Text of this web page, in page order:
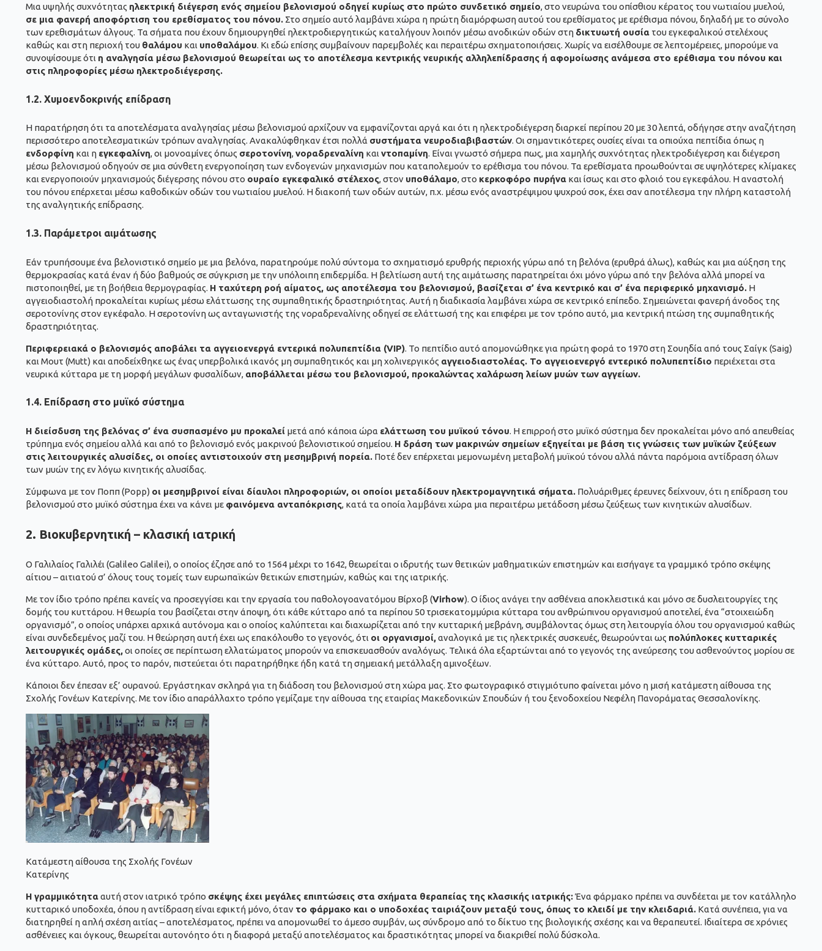
Μια υψηλής συχνότητας ηλεκτρική διέγερση ενός σημείου βελονισμού οδηγεί κυρίως στο πρώτο συνδετικό σημείο, στο νευρώνα του οπίσθιου κέρατος του νωτιαίου μυελού,
σε μια φανερή αποφόρτιση του ερεθίσματος του πόνου. Στο σημείο αυτό λαμβάνει χώρα η πρώτη διαμόρφωση αυτού του ερεθίσματος με ερέθισμα πόνου, δηλαδή με το σύνολο
των ερεθισμάτων άλγους. Τα σήματα που έχουν δημιουργηθεί ηλεκτροδιεργητικώς καταλήγουν λοιπόν μέσω ανοδικών οδών στη δικτυωτή ουσία του εγκεφαλικού στελέχους
καθώς και στη περιοχή του θαλάμου και υποθαλάμου. Κι εδώ επίσης συμβαίνουν παρεμβολές και περαιτέρω σχηματοποιήσεις. Χωρίς να εισέλθουμε σε λεπτομέρειες, μπορούμε να
συνοψίσουμε ότι η αναλγησία μέσω βελονισμού θεωρείται ως το αποτέλεσμα κεντρικής νευρικής αλληλεπίδρασης ή αφομοίωσης ανάμεσα στο ερέθισμα του πόνου και
στις πληροφορίες μέσω ηλεκτροδιέγερσης.
1.2. Χυμοενδοκρινής επίδραση
Η παρατήρηση ότι τα αποτελέσματα αναλγησίας μέσω βελονισμού αρχίζουν να εμφανίζονται αργά και ότι η ηλεκτροδιέγερση διαρκεί περίπου 20 με 30 λεπτά, οδήγησε στην αναζήτηση
περισσότερο αποτελεσματικών τρόπων αναλγησίας. Ανακαλύφθηκαν έτσι πολλά συστήματα νευροδιαβιβαστών. Οι σημαντικότερες ουσίες είναι τα οπιούχα πεπτίδια όπως η
ενδορφίνη και η εγκεφαλίνη, οι μονοαμίνες όπως σεροτονίνη,νοραδρεναλίνη και ντοπαμίνη. Είναι γνωστό σήμερα πως, μια χαμηλής συχνότητας ηλεκτροδιέγερση και διέγερση
μέσω βελονισμού οδηγούν σε μια σύνθετη ενεργοποίηση των ενδογενών μηχανισμών που καταπολεμούν το ερέθισμα του πόνου. Τα ερεθίσματα προωθούνται σε υψηλότερες κλίμακες
και ενεργοποιούν μηχανισμούς διέγερσης πόνου στο ουραίο εγκεφαλικό στέλεχος, στον υποθάλαμο, στο κερκοφόρο πυρήνα και ίσως και στο φλοιό του εγκεφάλου. Η αναστολή
του πόνου επέρχεται μέσω καθοδικών οδών του νωτιαίου μυελού. Η διακοπή των οδών αυτών, π.χ. μέσω ενός αναστρέψιμου ψυχρού σοκ, έχει σαν αποτέλεσμα την πλήρη καταστολή
της αναλγητικής επίδρασης.
1.3. Παράμετροι αιμάτωσης
Εάν τρυπήσουμε ένα βελονιστικό σημείο με μια βελόνα, παρατηρούμε πολύ σύντομα το σχηματισμό ερυθρής περιοχής γύρω από τη βελόνα (ερυθρά άλως), καθώς και μια αύξηση της
θερμοκρασίας κατά έναν ή δύο βαθμούς σε σύγκριση με την υπόλοιπη επιδερμίδα. Η βελτίωση αυτή της αιμάτωσης παρατηρείται όχι μόνο γύρω από την βελόνα αλλά μπορεί να
πιστοποιηθεί, με τη βοήθεια θερμογραφίας. Η ταχύτερη ροή αίματος, ως αποτέλεσμα του βελονισμού, βασίζεται σ’ ένα κεντρικό και σ’ ένα περιφερικό μηχανισμό. Η
αγγειοδιαστολή προκαλείται κυρίως μέσω ελάττωσης της συμπαθητικής δραστηριότητας. Αυτή η διαδικασία λαμβάνει χώρα σε κεντρικό επίπεδο. Σημειώνεται φανερή άνοδος της
σεροτονίνης στον εγκέφαλο. Η σεροτονίνη ως ανταγωνιστής της νοραδρεναλίνης οδηγεί σε ελάττωσή της και επιφέρει με τον τρόπο αυτό, μια κεντρική πτώση της συμπαθητικής
δραστηριότητας.
Περιφερειακά ο βελονισμός αποβάλει τα αγγειοενεργά εντερικά πολυπεπτίδια (VIP). Το πεπτίδιο αυτό απομονώθηκε για πρώτη φορά το 1970 στη Σουηδία από τους Σαίγκ (Saig)
και Μουτ (Mutt) και αποδείχθηκε ως ένας υπερβολικά ικανός μη συμπαθητικός και μη χολινεργικός αγγειοδιαστολέας. Το αγγειοενεργό εντερικό πολυπεπτίδιο περιέχεται στα
νευρικά κύτταρα με τη μορφή μεγάλων φυσαλίδων, αποβάλλεται μέσω του βελονισμού, προκαλώντας χαλάρωση λείων μυών των αγγείων.
1.4. Επίδραση στο μυϊκό σύστημα
Η διείσδυση της βελόνας σ’ ένα συσπασμένο μυ προκαλεί μετά από κάποια ώρα ελάττωση του μυϊκού τόνου. Η επιρροή στο μυϊκό σύστημα δεν προκαλείται μόνο από απευθείας
τρύπημα ενός σημείου αλλά και από το βελονισμό ενός μακρινού βελονιστικού σημείου. Η δράση των μακρινών σημείων εξηγείται με βάση τις γνώσεις των μυϊκών ζεύξεων
στις λειτουργικές αλυσίδες, οι οποίες αντιστοιχούν στη μεσημβρινή πορεία. Ποτέ δεν επέρχεται μεμονωμένη μεταβολή μυϊκού τόνου αλλά πάντα παρόμοια αντίδραση όλων
των μυών της εν λόγω κινητικής αλυσίδας.
Σύμφωνα με τον Ποππ (Popp) οι μεσημβρινοί είναι δίαυλοι πληροφοριών, οι οποίοι μεταδίδουν ηλεκτρομαγνητικά σήματα. Πολυάριθμες έρευνες δείχνουν, ότι η επίδραση του
βελονισμού στο μυϊκό σύστημα έχει να κάνει με φαινόμενα ανταπόκρισης, κατά τα οποία λαμβάνει χώρα μια περαιτέρω μετάδοση μέσω ζεύξεως των κινητικών αλυσίδων.
2. Βιοκυβερνητική – κλασική ιατρική
Ο Γαλιλαίος Γαλιλέι (Galileo Galilei), ο οποίος έζησε από το 1564 μέχρι το 1642, θεωρείται ο ιδρυτής των θετικών μαθηματικών επιστημών και εισήγαγε τα γραμμικό τρόπο σκέψης
αίτιου – αιτιατού σ’ όλους τους τομείς των ευρωπαϊκών θετικών επιστημών, καθώς και της ιατρικής.
Με τον ίδιο τρόπο πρέπει κανείς να προσεγγίσει και την εργασία του παθολογοανατόμου Βίρχοβ (Virhow). Ο ίδιος ανάγει την ασθένεια αποκλειστικά και μόνο σε δυσλειτουργίες της
δομής του κυττάρου. Η θεωρία του βασίζεται στην άποψη, ότι κάθε κύτταρο από τα περίπου 50 τρισεκατομμύρια κύτταρα του ανθρώπινου οργανισμού αποτελεί, ένα “στοιχειώδη
οργανισμό”, ο οποίος υπάρχει αρχικά αυτόνομα και ο οποίος καλύπτεται και διαχωρίζεται από την κυτταρική μεβράνη, συμβάλοντας όμως στη λειτουργία όλου του οργανισμού καθώς
είναι συνδεδεμένος μαζί του. Η θεώρηση αυτή έχει ως επακόλουθο το γεγονός, ότι οι οργανισμοί,αναλογικά με τις ηλεκτρικές συσκευές, θεωρούνται ως πολύπλοκες κυτταρικές
λειτουργικές ομάδες,οι οποίες σε περίπτωση ελλατώματος μπορούν να επισκευασθούν αναλόγως. Τελικά όλα εξαρτώνται από το γεγονός της ανεύρεσης του ασθενούντος μορίου σε
ένα κύτταρο. Αυτό, προς το παρόν, πιστεύεται ότι παρατηρήθηκε ήδη κατά τη σημειακή μετάλλαξη αμινοξέων.
Κάποιοι δεν έπεσαν εξ’ ουρανού. Εργάστηκαν σκληρά για τη διάδοση του βελονισμού στη χώρα μας. Στο φωτογραφικό στιγμιότυπο φαίνεται μόνο η μισή κατάμεστη αίθουσα της
Σχολής Γονέων Κατερίνης. Με τον ίδιο απαράλλαχτο τρόπο γεμίζαμε την αίθουσα της εταιρίας Μακεδονικών Σπουδών ή του ξενοδοχείου Νεφέλη Πανοράματας Θεσσαλονίκης.
Κατάμεστη αίθουσα της Σχολής Γονέων
Κατερίνης
Η γραμμικότητααυτή στον ιατρικό τρόπο σκέψης έχει μεγάλες επιπτώσεις στα σχήματα θεραπείας της κλασικής ιατρικής:Ένα φάρμακο πρέπει να συνδέεται με τον κατάλληλο
κυτταρικό υποδοχέα, όπου η αντίδραση είναι εφικτή μόνο, όταν το φάρμακο και ο υποδοχέας ταιριάζουν μεταξύ τους, όπως το κλειδί με την κλειδαριά. Κατά συνέπεια, για να
διατηρηθεί η απλή σχέση αιτίας – αποτελέσματος, πρέπει να απομονωθεί το άμεσο συμβάν, ως σύνδρομο από το δίκτυο της βιολογικής σχέσης και να θεραπευτεί. Ιδιαίτερα σε χρόνιες
ασθένειες και όγκους, θεωρείται αυτονόητο ότι η διαφορά μεταξύ αποτελέσματος και δραστικότητας μπορεί να διακριθεί πολύ δύσκολα.